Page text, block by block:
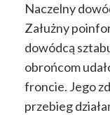
Naczelny
Załużny
dowódcą
obrońcom
froncie. Jego
przebieg